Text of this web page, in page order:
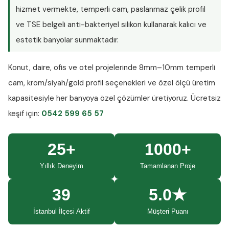
hizmet vermekte, temperli cam, paslanmaz çelik profil
ve TSE belgeli anti-bakteriyel silikon kullanarak kalıcı ve
estetik banyolar sunmaktadır.
Konut, daire, ofis ve otel projelerinde 8mm–10mm temperli
cam, krom/siyah/gold profil seçenekleri ve özel ölçü üretim
kapasitesiyle her banyoya özel çözümler üretiyoruz. Ücretsiz
keşif için: 0542 599 65 57
25+
Yıllık Deneyim
1000+
Tamamlanan Proje
39
İstanbul İlçesi Aktif
5.0★
Müşteri Puanı